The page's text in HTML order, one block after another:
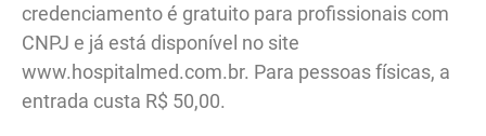
credenciamento é gratuito para profissionais com
CNPJ e já está disponível no site
www.hospitalmed.com.br. Para pessoas físicas, a
entrada custa R$ 50,00.